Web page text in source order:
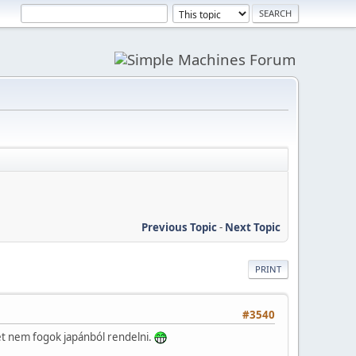
Previous Topic- Next Topic
PRINT
#3540
nem fogok japánból rendelni.